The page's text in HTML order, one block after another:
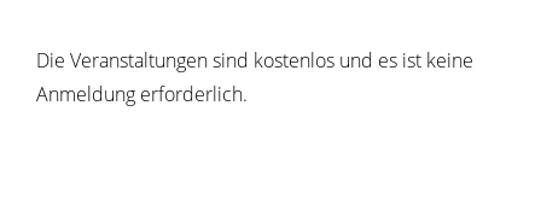
Die Veranstaltungen sind kostenlos und es ist keine
Anmeldung erforderlich.